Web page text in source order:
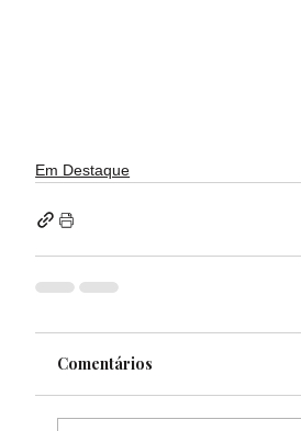
Em Destaque
Comentários